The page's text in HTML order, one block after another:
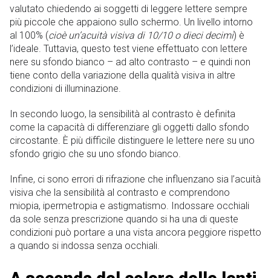
valutato chiedendo ai soggetti di leggere lettere sempre
più piccole che appaiono sullo schermo. Un livello intorno
al 100% (cioè un’acuità visiva di 10/10 o dieci decimi) è
l’ideale. Tuttavia, questo test viene effettuato con lettere
nere su sfondo bianco – ad alto contrasto – e quindi non
tiene conto della variazione della qualità visiva in altre
condizioni di illuminazione.
In secondo luogo, la sensibilità al contrasto è definita
come la capacità di differenziare gli oggetti dallo sfondo
circostante. È più difficile distinguere le lettere nere su uno
sfondo grigio che su uno sfondo bianco.
Infine, ci sono errori di rifrazione che influenzano sia l’acuità
visiva che la sensibilità al contrasto e comprendono
miopia, ipermetropia e astigmatismo. Indossare occhiali
da sole senza prescrizione quando si ha una di queste
condizioni può portare a una vista ancora peggiore rispetto
a quando si indossa senza occhiali.